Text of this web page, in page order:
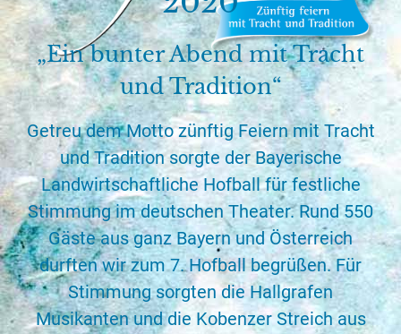
„Ein bunter Abend mit Tracht
und Tradition“
Getreu dem Motto zünftig Feiern mit Tracht
und Tradition sorgte der Bayerische
Landwirtschaftliche Hofball für festliche
Stimmung im deutschen Theater. Rund 550
Gäste aus ganz Bayern und Österreich
durften wir zum 7. Hofball begrüßen. Für
Stimmung sorgten die Hallgrafen
Musikanten und die Kobenzer Streich aus